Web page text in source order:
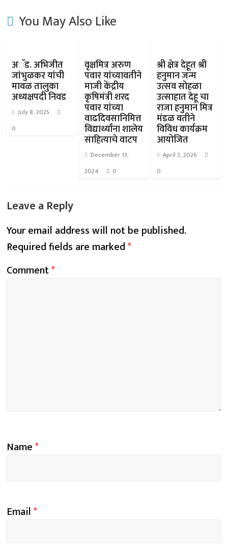
You May Also Like
अॅड. अभिजीत
जांभुळकर यांची
मावळ तालुका
अध्यक्षपदी निवड
July 8, 2025
0
वृक्षमित्र अरुण
पवार यांच्यावतीने
माजी केंद्रीय
कृषिमंत्री शरद
पवार यांच्या
वाढदिवसानिमित्त
विद्यार्थ्यांना शालेय
साहित्याचे वाटप
December 13,
2024
0
श्री क्षेत्र देहूत श्री
हनुमान जन्म
उत्सव सोहळा
उत्साहात देहू चा
राजा हनुमान मित्र
मंडळ वतीने
विविध कार्यक्रम
आयोजित
April 3, 2026
0
Leave a Reply
Your email address will not be published.
Required fields are marked*
Comment*
Name*
Email*